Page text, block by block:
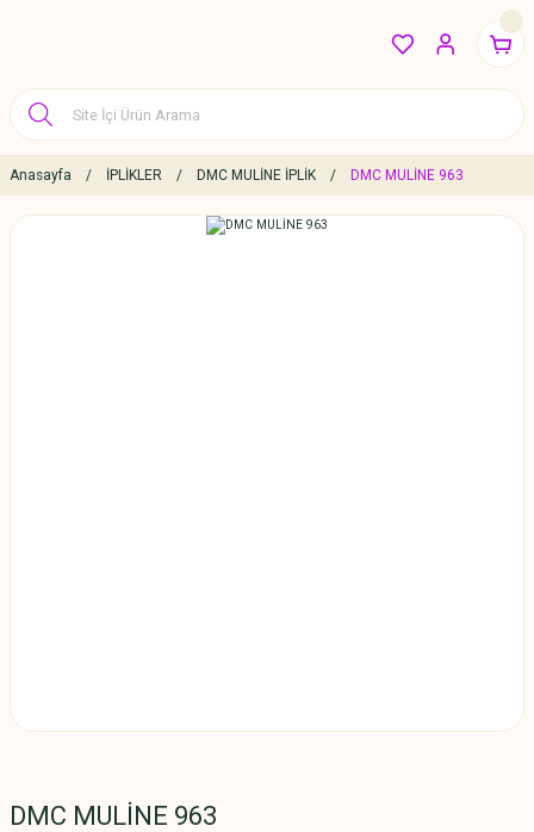
Anasayfa İPLİKLER DMC MULİNE İPLİK DMC MULİNE 963
DMC MULİNE 963